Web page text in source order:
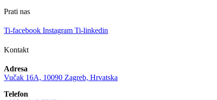
Prati nas
Ti-facebook Instagram Ti-linkedin
Kontakt
Adresa
Vučak 16A, 10090 Zagreb, Hrvatska
Telefon